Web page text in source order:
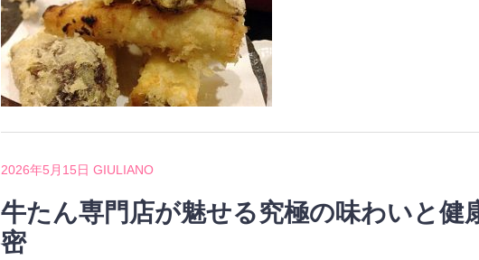
2026年5月15日 GIULIANO
牛たん専門店が魅せる究極の味わいと健
密